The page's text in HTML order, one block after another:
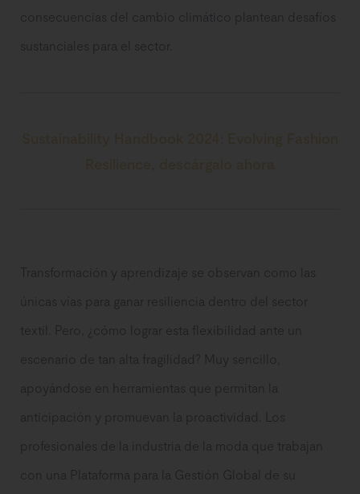
consecuencias del cambio climático plantean desafíos
sustanciales para el sector.
Transformación y aprendizaje se observan como las
únicas vías para ganar resiliencia dentro del sector
textil. Pero, ¿cómo lograr esta flexibilidad ante un
escenario de tan alta fragilidad? Muy sencillo,
apoyándose en herramientas que permitan la
anticipación y promuevan la proactividad. Los
profesionales de la industria de la moda que trabajan
con una Plataforma para la Gestión Global de su